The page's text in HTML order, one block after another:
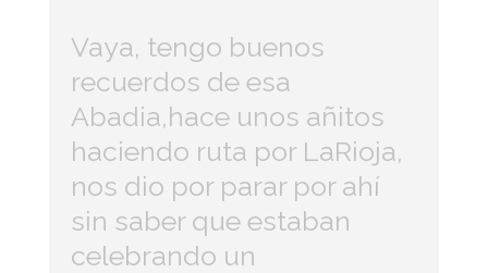
Vaya, tengo buenos
recuerdos de esa
Abadia,hace unos añitos
haciendo ruta por LaRioja,
nos dio por parar por ahí
sin saber que estaban
celebrando un